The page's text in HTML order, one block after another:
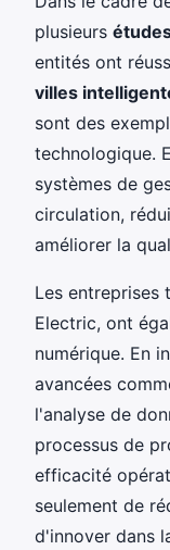
plusieurs
entités ont
villes
sont des
technologique.
systèmes de
circulation,
améliorer la
Les entreprises
Electric, ont
numérique. En
avancées
l'analyse de
processus de
efficacité
seulement de
d'innover dans